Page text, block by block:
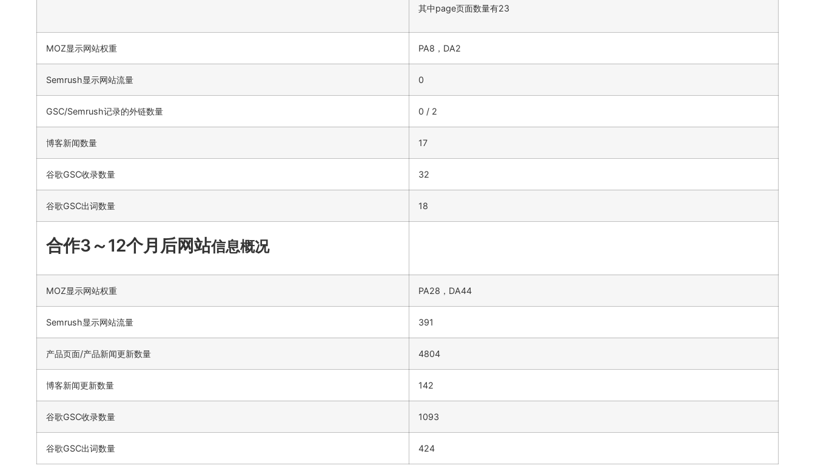
其中page页面数量有23
MOZ显示网站权重 PA8，DA2
Semrush显示网站流量 0
GSC/Semrush记录的外链数量 0 / 2
博客新闻数量 17
谷歌GSC收录数量 32
谷歌GSC出词数量 18
合作3～12个月后网站信息概况
MOZ显示网站权重 PA28，DA44
Semrush显示网站流量 391
产品页面/产品新闻更新数量 4804
博客新闻更新数量 142
谷歌GSC收录数量 1093
谷歌GSC出词数量 424